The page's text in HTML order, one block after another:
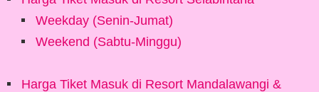
Weekday (Senin-Jumat)
Weekend (Sabtu-Minggu)
Harga Tiket Masuk di Resort Mandalawangi &